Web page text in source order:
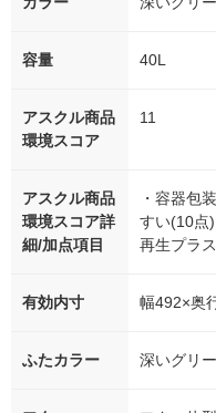
容量 40L
アスクル商品
環境スコア
11
アスクル商品
環境スコア詳
細/加点項目
・容器包
すい(10点
再生プラ
有効内寸 幅492×奥
ふたカラー 深いグリ